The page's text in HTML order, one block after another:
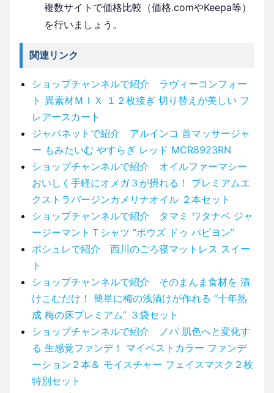
複数サイトで価格比較（価格.comやKeepa等）
を行いましょう。
関連リンク
ショップチャンネルで紹介 ラヴィーコンフォー
ト 異素材ＭＩＸ １２枚接ぎ 切り替えが美しい フ
レアースカート
ジャパネットで紹介 アルインコ 首マッサージャ
ー もみたいむ やすらぎ レッド MCR8923RN
ショップチャンネルで紹介 オイルファーマシー
おいしく手軽にオメガ３が摂れる！ プレミアムエ
クストラバージンカメリナオイル ２本セット
ショップチャンネルで紹介 タマミ ワタナベ ジャ
ージーマントＴシャツ “ポウズ ドゥ パピヨン”
ポシュレで紹介 西川のごろ寝マットレス スイー
ト
ショップチャンネルで紹介 そのまんま食材を 漬
けこむだけ！ 簡単に梅の浅漬けが作れる “十年熟
成 梅の床プレミアム” ３袋セット
ショップチャンネルで紹介 ノパ 肌色へと変化す
る 生感覚ファンデ！ マイベストカラー ファンデ
ーション２本＆ モイスチャー フェイスマスク２枚
特別セット